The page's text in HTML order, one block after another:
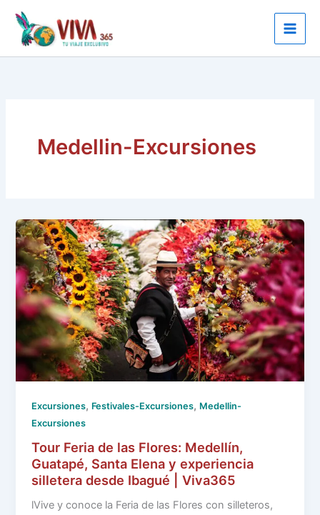
contenido
Medellin-Excursiones
Excursiones, Festivales-Excursiones, Medellin-
Excursiones
Tour Feria de las Flores: Medellín,
Guatapé, Santa Elena y experiencia
silletera desde Ibagué | Viva365
lVive y conoce la Feria de las Flores con silleteros,